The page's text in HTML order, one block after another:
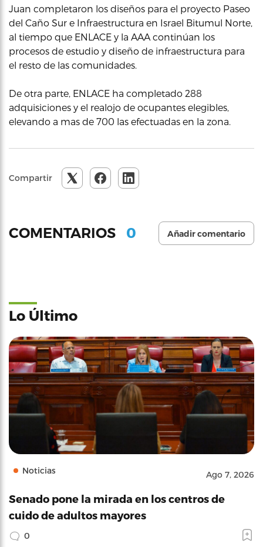
Juan completaron los diseños para el proyecto Paseo
del Caño Sur e Infraestructura en Israel Bitumul Norte,
al tiempo que ENLACE y la AAA continúan los
procesos de estudio y diseño de infraestructura para
el resto de las comunidades.
De otra parte, ENLACE ha completado 288
adquisiciones y el realojo de ocupantes elegibles,
elevando a mas de 700 las efectuadas en la zona.
Compartir
COMENTARIOS 0 Añadir comentario
Lo Último
Noticias Ago 7, 2026
Senado pone la mirada en los centros de
cuido de adultos mayores
0